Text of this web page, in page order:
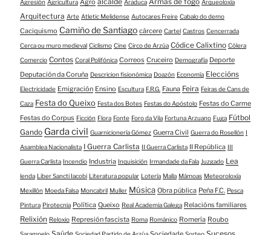
Agresión Agricultura Agro Araduca Arqueoloxía
Arquitectura Arte Atletic Melidense Autocares Freire Cabalo do demo
Caciquismo Camiño de Santiago cárcere Cartel Castros Cencerrada
Cerca ou muro medieval Ciclismo Cine Circo de Arzúa Códice Calixtino Cólera
Comercio Contos Coral Polifónica Correos Cruceiro Demografía Deporte
Deputación da Coruña Descricion fisionómica Doazón Economía Eleccións
Electricidade Emigración Ensino Escultura F.R.G. Fauna Feira Feiras de Cans de
Caza Festa do Queixo Festa dos Botes Festas do Apóstolo Festas do Carme
Festas do Corpus Ficción Flora Fonte Foro da Vila Fortuna Arzuano Fuga Fútbol
Gando Garda civil Guarnicionería Gómez Guerra Civil Guerra do Rosellón I
Asamblea Nacionalista I Guerra Carlista II Guerra Carlista II República III
Guerra Carlista Incendio Industria Inquisición Irmandade da Fala Juzgado Lea
lenda Liber Sancti Iacobi Literatura popular Lotería Malla Mámoas Meteoroloxía
Mexillón Moeda Falsa Moncabril Muller Música Obra pública Peña F.C. Pesca
Pintura Pirotecnia Política Queixo Real Academia Galega Relacións familiares
Relixión Reloxio Represión fascista Roma Románico Romería Roubo